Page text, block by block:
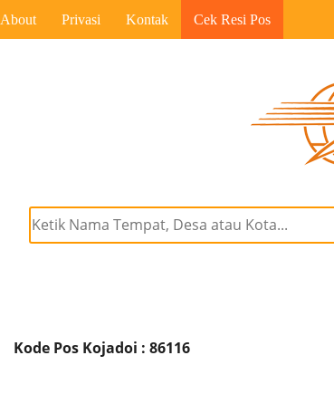
About Privasi Kontak Cek Resi Pos
Kode Pos Kojadoi : 86116